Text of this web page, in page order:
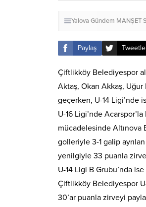
Yalova Gündem MANŞET
Paylaş Tweetle
Çiftlikköy Belediyespor
Aktaş, Okan Akkaş,
geçerken, U-14 Ligi’nde
U-16 Ligi’nde
mücadelesinde Altınova
golleriyle 3-1 galip
yenilgiyle 33 puanla
U-14 Ligi B Grubu’nda
Çiftlikköy Belediyespor U-
30’ar puanla zirveyi